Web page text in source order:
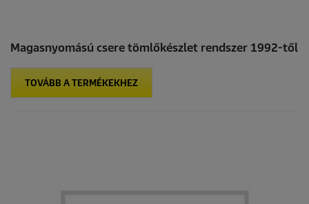
Magasnyomású csere tömlőkészlet rendszer 1992-től
TOVÁBB A TERMÉKEKHEZ